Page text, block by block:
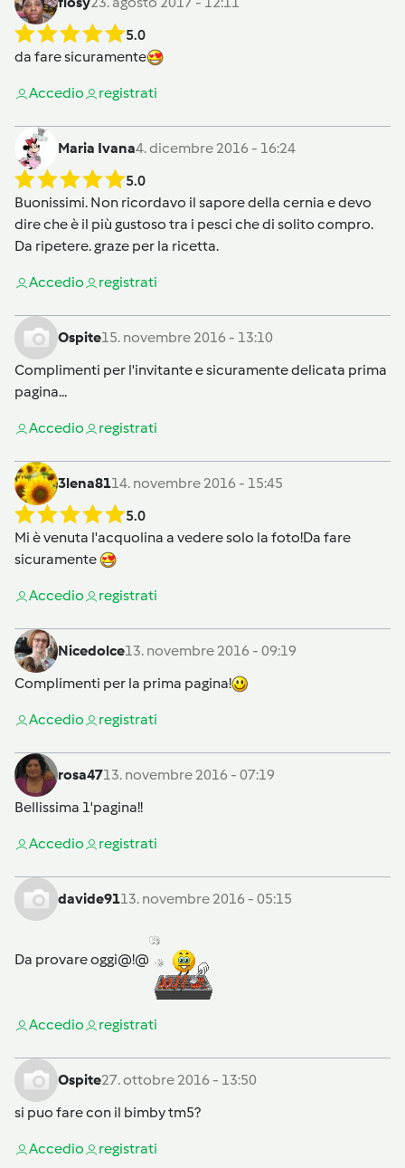
5.0
da fare sicuramente
Accedio registrati
Maria Ivana4. dicembre 2016 - 16:24
5.0
Buonissimi. Non ricordavo il sapore della cernia e devo
dire che è il più gustoso tra i pesci che di solito compro.
Da ripetere. graze per la ricetta.
Accedio registrati
Ospite15. novembre 2016 - 13:10
Complimenti per l'invitante e sicuramente delicata prima
pagina...
Accedio registrati
3lena8114. novembre 2016 - 15:45
5.0
Mi è venuta l'acquolina a vedere solo la foto!Da fare
sicuramente
Accedio registrati
Nicedolce13. novembre 2016 - 09:19
Complimenti per la prima pagina!
Accedio registrati
rosa4713. novembre 2016 - 07:19
Bellissima 1'pagina!!
Accedio registrati
davide9113. novembre 2016 - 05:15
Da provare oggi@!@
Accedio registrati
Ospite27. ottobre 2016 - 13:50
si puo fare con il bimby tm5?
Accedio registrati